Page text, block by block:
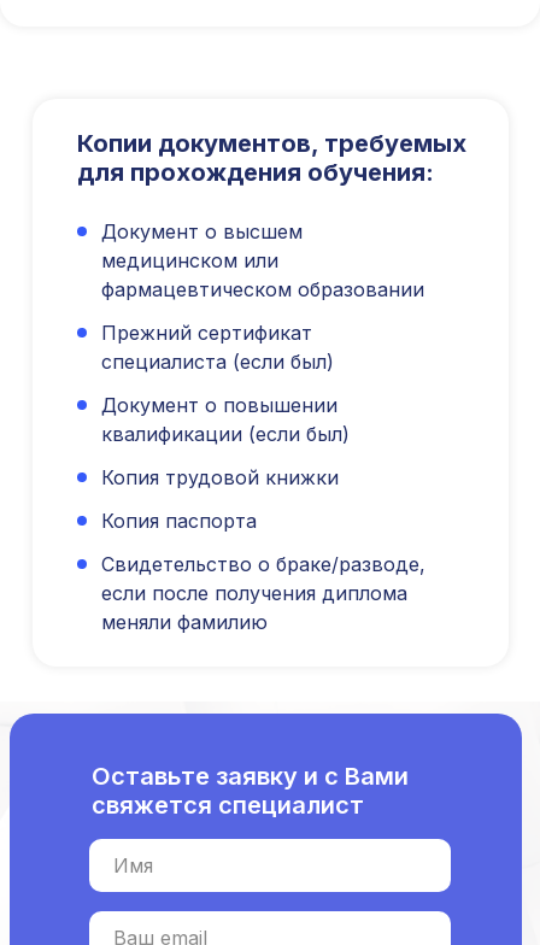
Копии документов, требуемых
для прохождения обучения:
Документ о высшем
медицинском или
фармацевтическом образовании
Прежний сертификат
специалиста (если был)
Документ о повышении
квалификации (если был)
Копия трудовой книжки
Копия паспорта
Свидетельство о браке/разводе,
если после получения диплома
меняли фамилию
Имя
Ваш email
Оставьте заявку и с Вами
свяжется специалист
©2026 ООО «МЦ МФО» МОСКВА
info@kursmedik.ru
Профессиональная подготовка
Для фармацевтов
Со средним образованием
С высшим образованием
Новые курсы
Эндокринология
Детская нутрициология
Со средним образованием
С высшим образованием
О нашем центре
Аккредитация
Подготовка документов
Сопровождение первичной
специализированной аккредитации
Периодическая аккредитация «под ключ»